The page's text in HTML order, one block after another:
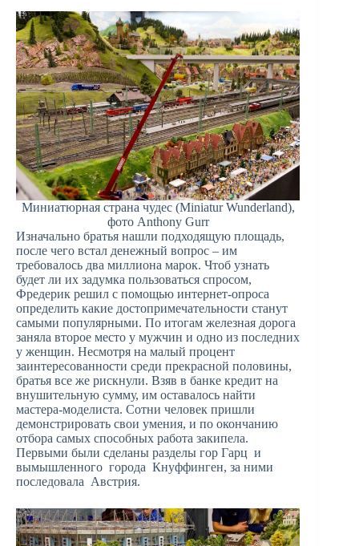
Миниатюрная страна чудес (Miniatur Wunderland),
фото Anthony Gurr
Изначально братья нашли подходящую площадь,
после чего встал денежный вопрос – им
требовалось два миллиона марок. Чтоб узнать
будет ли их задумка пользоваться спросом,
Фредерик решил с помощью интернет-опроса
определить какие достопримечательности станут
самыми популярными. По итогам железная дорога
заняла второе место у мужчин и одно из последних
у женщин. Несмотря на малый процент
заинтересованности среди прекрасной половины,
братья все же рискнули. Взяв в банке кредит на
внушительную сумму, им оставалось найти
мастера-моделиста. Сотни человек пришли
демонстрировать свои умения, и по окончанию
отбора самых способных работа закипела.
Первыми были сделаны разделы гор Гарц и
вымышленного города Кнуффинген, за ними
последовала Австрия.